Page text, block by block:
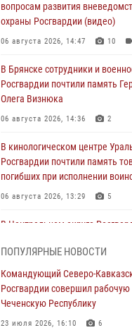
вопросам развития
охраны Росгвардии (видео)
06 августа 2026, 14:47 10
В Брянске сотрудники и
Росгвардии почтили память
Олега Визнюка
06 августа 2026, 14:36 2
В кинологическом центре
Росгвардии почтили память
погибших при исполнении
06 августа 2026, 13:29 5
В Центральном округе
И.К. Яковлева
06 августа 2026, 13:24
Росгвардейцы задержали
открывшего стрельбу в
ПОПУЛЯРНЫЕ НОВОСТИ
Командующий Северо-
Росгвардии совершил рабочую
Чеченскую Республику
23 июля 2026, 16:10 6